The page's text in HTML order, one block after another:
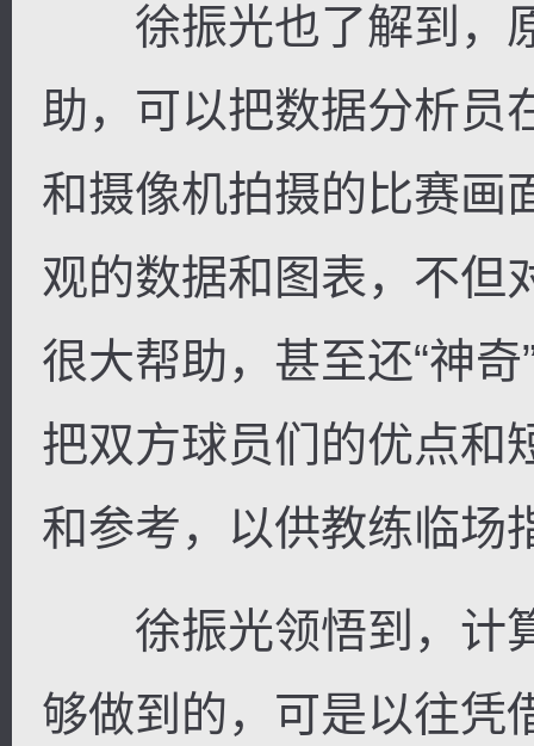
徐振光也了解到，
助，可以把数据分析员
和摄像机拍摄的比赛画
观的数据和图表，不但
很大帮助，甚至还“神
把双方球员们的优点和
和参考，以供教练临场
徐振光领悟到，计
够做到的，可是以往凭